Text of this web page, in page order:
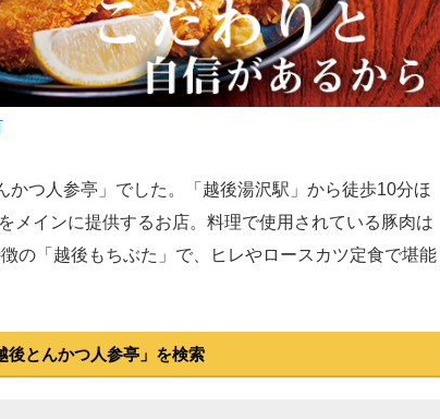
つ人参亭」でした。「越後湯沢駅」から徒歩10分ほ
メインに提供するお店。料理で使用されている豚肉は
の「越後もちぶた」で、ヒレやロースカツ定食で堪能
後とんかつ人参亭」を検索